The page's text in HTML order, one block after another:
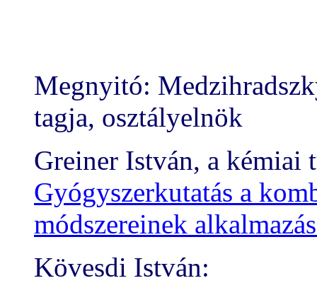
Megnyitó:
tagja, osztályelnök
Greiner István, a kémiai
Gyógyszerkutatás a
módszereinek
Kövesdi István: